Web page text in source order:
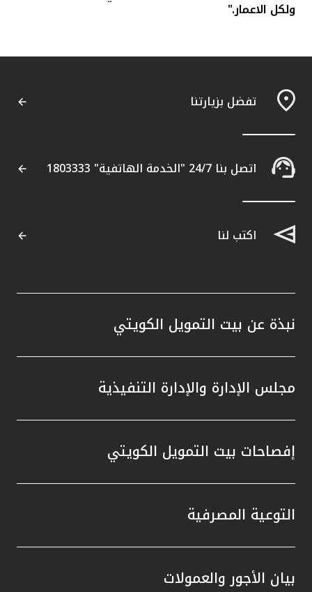
ولكل الاعمار."
تفضل بزيارتنا
اتصل بنا 24/7 "الخدمة الهاتفية" 1803333
اكتب لنا
نبذة عن بيت التمويل الكويتي
مجلس الإدارة والإدارة التنفيذية
إفصاحات بيت التمويل الكويتي
التوعية المصرفية
بيان الأجور والعمولات